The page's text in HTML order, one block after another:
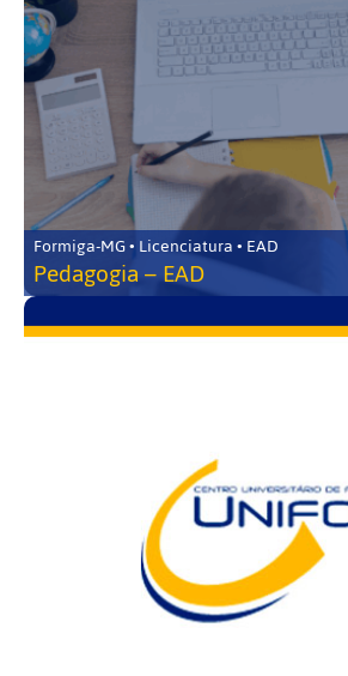
Formiga-MG • Licenciatura • EAD
Pedagogia – EAD